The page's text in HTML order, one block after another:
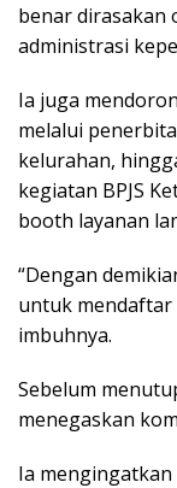
benar dirasakan
administrasi
Ia juga
melalui
kelurahan,
kegiatan BPJS
booth layanan
“Dengan
untuk mendaftar
imbuhnya.
Sebelum
menegaskan
Ia